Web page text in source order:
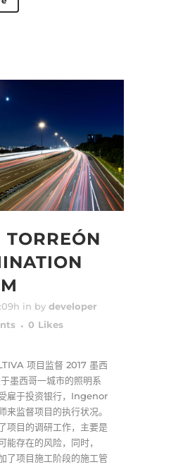
TORREÓN
in by developer
0 Likes
项目监督 2017 墨西
墨西哥一城市的照明系
雇于投资银行，Ingenor
来监督项目的执行状况。
项目的调研工作，主要是
能存在的风险，同时，
了项目施工阶段的施工管